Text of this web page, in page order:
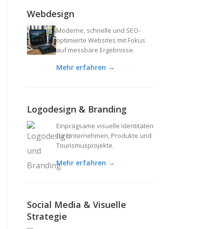
Webdesign
Moderne, schnelle und SEO-
optimierte Websites mit Fokus
auf messbare Ergebnisse.
Mehr erfahren →
Logodesign & Branding
Einprägsame visuelle Identitäten
für Unternehmen, Produkte und
Tourismusprojekte.
Mehr erfahren →
Social Media & Visuelle
Strategie